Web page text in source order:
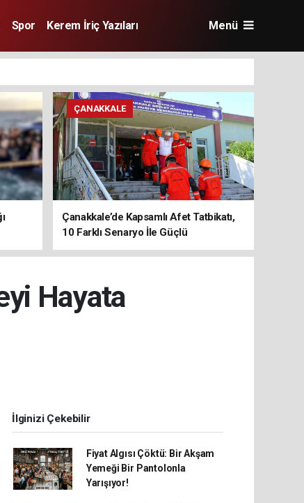
Spor Kerem İriç Yazıları Menü
ÇANAKKALE
Çanakkale’de Kapsamlı Afet Tatbikatı,
10 Farklı Senaryo İle Güçlü
Koordinasyon
Hayata
İlginizi Çekebilir
Fiyat Algısı Çöktü: Bir Akşam
Yemeği Bir Pantolonla
Yarışıyor!